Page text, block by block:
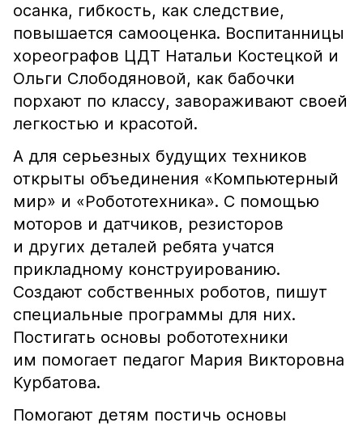
осанка, гибкость, как следствие,
повышается самооценка. Воспитанницы
хореографов ЦДТ Натальи Костецкой и
Ольги Слободяновой, как бабочки
порхают по классу, завораживают своей
легкостью и красотой.
А для серьезных будущих техников
открыты объединения «Компьютерный
мир» и «Робототехника». С помощью
моторов и датчиков, резисторов
и других деталей ребята учатся
прикладному конструированию.
Создают собственных роботов, пишут
специальные программы для них.
Постигать основы робототехники
им помогает педагог Мария Викторовна
Курбатова.
Помогают детям постичь основы